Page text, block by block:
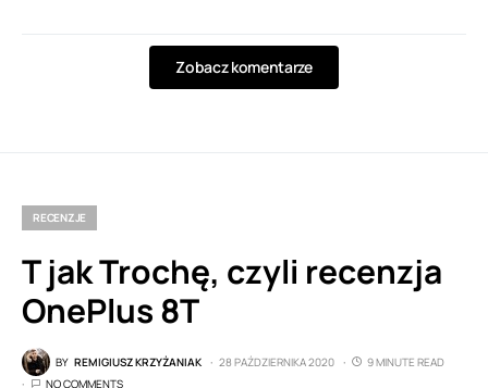
Zobacz komentarze
RECENZJE
T jak Trochę, czyli recenzja
OnePlus 8T
BY REMIGIUSZ KRZYŻANIAK 28 PAŹDZIERNIKA 2020
9 MINUTE READ
NO COMMENTS